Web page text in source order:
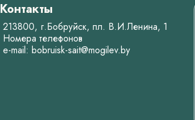
Контакты
213800, г.Бобруйск, пл. В.И.Ленина, 1
Номера телефонов
e-mail: bobruisk-sait@mogilev.by